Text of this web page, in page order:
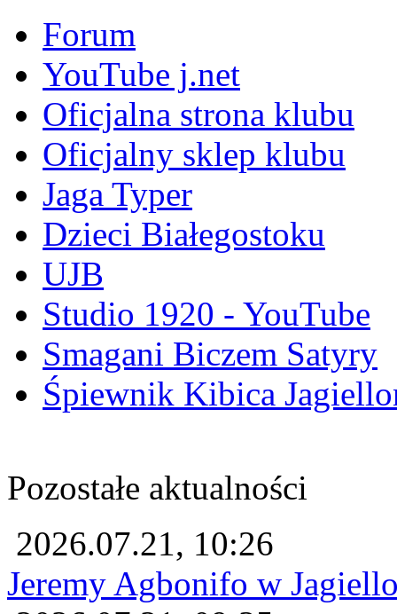
Forum
YouTube j.net
Oficjalna strona klubu
Oficjalny sklep klubu
Jaga Typer
Dzieci Białegostoku
UJB
Studio 1920 - YouTube
Smagani Biczem Satyry
Śpiewnik Kibica
Pozostałe aktualności
2026.07.21, 10:26
Jeremy Agbonifo w